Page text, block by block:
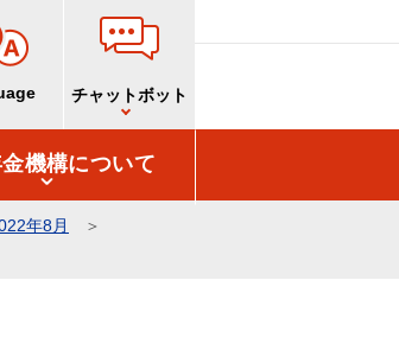
チャットボット
金機構について
年8月